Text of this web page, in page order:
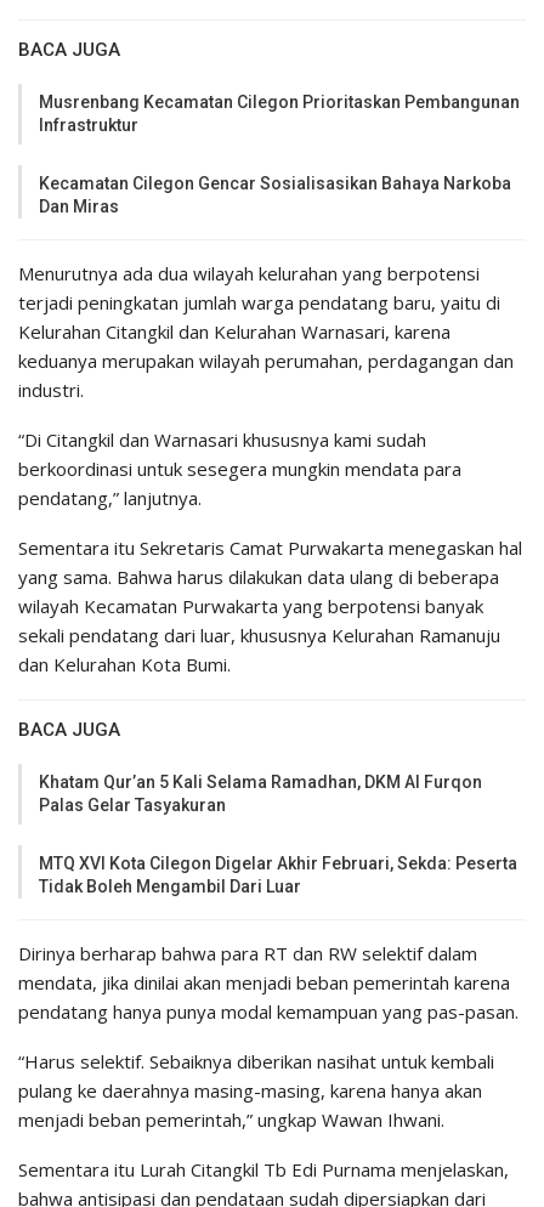
BACA JUGA
Musrenbang Kecamatan Cilegon Prioritaskan Pembangunan
Infrastruktur
Kecamatan Cilegon Gencar Sosialisasikan Bahaya Narkoba
Dan Miras
Menurutnya ada dua wilayah kelurahan yang berpotensi
terjadi peningkatan jumlah warga pendatang baru, yaitu di
Kelurahan Citangkil dan Kelurahan Warnasari, karena
keduanya merupakan wilayah perumahan, perdagangan dan
industri.
“Di Citangkil dan Warnasari khususnya kami sudah
berkoordinasi untuk sesegera mungkin mendata para
pendatang,” lanjutnya.
Sementara itu Sekretaris Camat Purwakarta menegaskan hal
yang sama. Bahwa harus dilakukan data ulang di beberapa
wilayah Kecamatan Purwakarta yang berpotensi banyak
sekali pendatang dari luar, khususnya Kelurahan Ramanuju
dan Kelurahan Kota Bumi.
BACA JUGA
Khatam Qur’an 5 Kali Selama Ramadhan, DKM Al Furqon
Palas Gelar Tasyakuran
MTQ XVI Kota Cilegon Digelar Akhir Februari, Sekda: Peserta
Tidak Boleh Mengambil Dari Luar
Dirinya berharap bahwa para RT dan RW selektif dalam
mendata, jika dinilai akan menjadi beban pemerintah karena
pendatang hanya punya modal kemampuan yang pas-pasan.
“Harus selektif. Sebaiknya diberikan nasihat untuk kembali
pulang ke daerahnya masing-masing, karena hanya akan
menjadi beban pemerintah,” ungkap Wawan Ihwani.
Sementara itu Lurah Citangkil Tb Edi Purnama menjelaskan,
bahwa antisipasi dan pendataan sudah dipersiapkan dari